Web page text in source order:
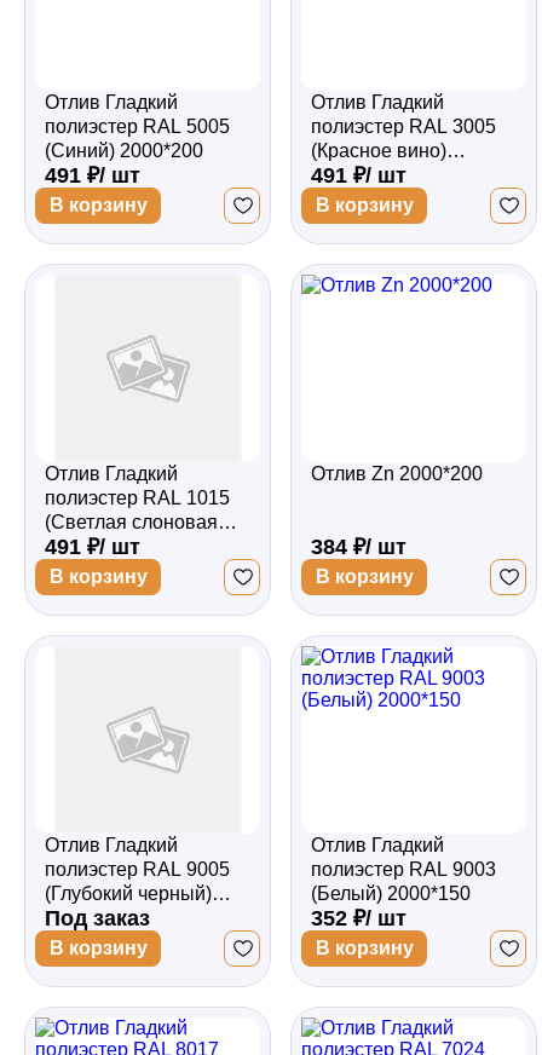
Отлив Гладкий
полиэстер RAL 5005
(Синий) 2000*200
491 ₽/ шт
В корзину
Отлив Гладкий
полиэстер RAL 3005
(Красное вино)
2000*200
491 ₽/ шт
В корзину
Отлив Гладкий
полиэстер RAL 1015
(Светлая слоновая
кость) 2000*200
491 ₽/ шт
В корзину
Отлив Zn 2000*200
384 ₽/ шт
В корзину
Отлив Гладкий
полиэстер RAL 9005
(Глубокий черный)
2000*150
Под заказ
В корзину
Отлив Гладкий
полиэстер RAL 9003
(Белый) 2000*150
352 ₽/ шт
В корзину